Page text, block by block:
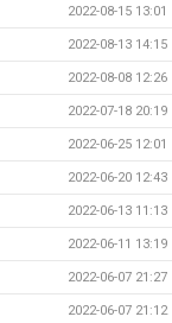
2022-08-15 13:01
2022-08-13 14:15
2022-08-08 12:26
2022-07-18 20:19
2022-06-25 12:01
2022-06-20 12:43
2022-06-13 11:13
2022-06-11 13:19
2022-06-07 21:27
2022-06-07 21:12